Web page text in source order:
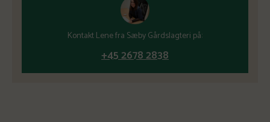
Kontakt Lene fra Sæby Gårdslagteri på:
+45 2678 2838